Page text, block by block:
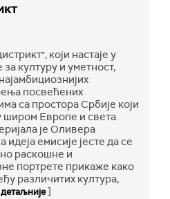
који настаје у
културу и уметност,
посвећених
са простора Србије који
широм Европе и света.
је Оливера
емисије јесте да се
раскошне и
портрете прикаже како
различитих култура,
детаљније]